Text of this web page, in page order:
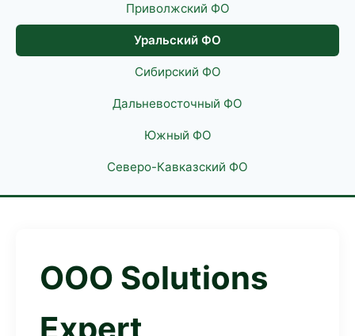
Приволжский ФО
Уральский ФО
Сибирский ФО
Дальневосточный ФО
Южный ФО
Северо-Кавказский ФО
ООО Solutions